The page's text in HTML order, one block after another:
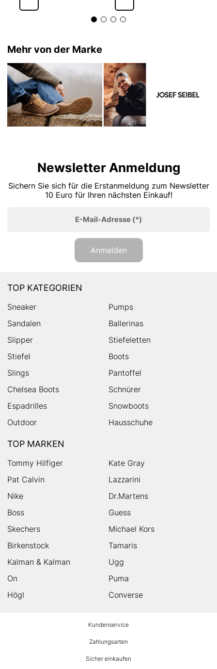
Mehr von der Marke
Newsletter Anmeldung
Sichern Sie sich für die Erstanmeldung zum Newsletter
10 Euro für Ihren nächsten Einkauf!
E-Mail-Adresse (*)
Anmelden
TOP KATEGORIEN
Sneaker
Pumps
Sandalen
Ballerinas
Slipper
Stiefeletten
Stiefel
Boots
Slings
Pantoffel
Chelsea Boots
Schnürer
Espadrilles
Snowboots
Outdoor
Hausschuhe
TOP MARKEN
Tommy Hilfiger
Kate Gray
Pat Calvin
Lazzarini
Nike
Dr.Martens
Boss
Guess
Skechers
Michael Kors
Birkenstock
Tamaris
Kalman & Kalman
Ugg
On
Puma
Högl
Converse
Kundenservice
Zahlungsarten
Sicher einkaufen